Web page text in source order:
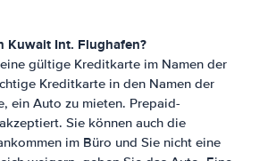
Kuwait Int. Flughafen?
gültige Kreditkarte im Namen der
Kreditkarte in den Namen der
ein Auto zu mieten. Prepaid-
Sie können auch die
im Büro und Sie nicht eine